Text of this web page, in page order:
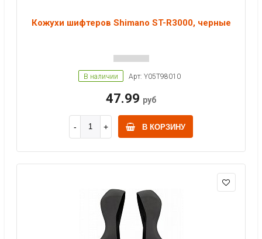
Кожухи шифтеров Shimano ST-R3000, черные
В наличии Арт: Y05T98010
47.99 руб
В КОРЗИНУ